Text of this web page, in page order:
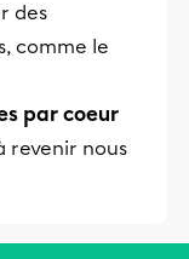
des
comme le
par coeur
revenir nous